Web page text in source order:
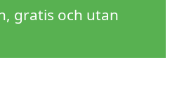
gratis och utan